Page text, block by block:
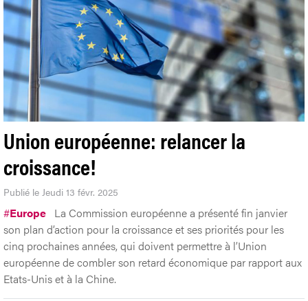
Union européenne: relancer la
croissance!
Publié le Jeudi 13 févr. 2025
#Europe La Commission européenne a présenté fin janvier
son plan d’action pour la croissance et ses priorités pour les
cinq prochaines années, qui doivent permettre à l’Union
européenne de combler son retard économique par rapport aux
Etats-Unis et à la Chine.